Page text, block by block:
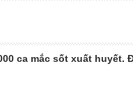
ca mắc sốt xuất huyết.